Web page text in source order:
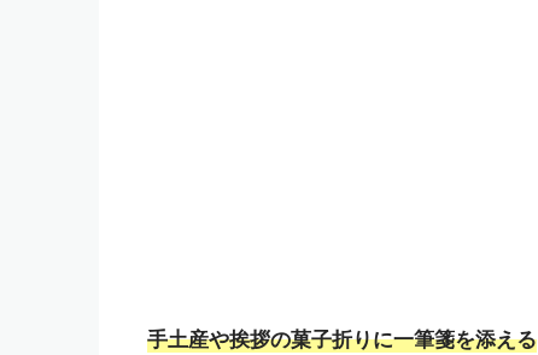
手土産や挨拶の菓子折りに一筆箋を添える